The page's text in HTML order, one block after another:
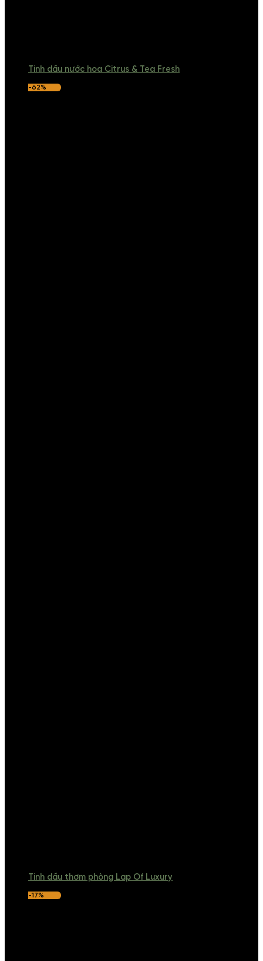
Tinh dầu nước hoa Citrus & Tea Fresh
-62%
Tinh dầu thơm phòng Lap Of Luxury
-17%